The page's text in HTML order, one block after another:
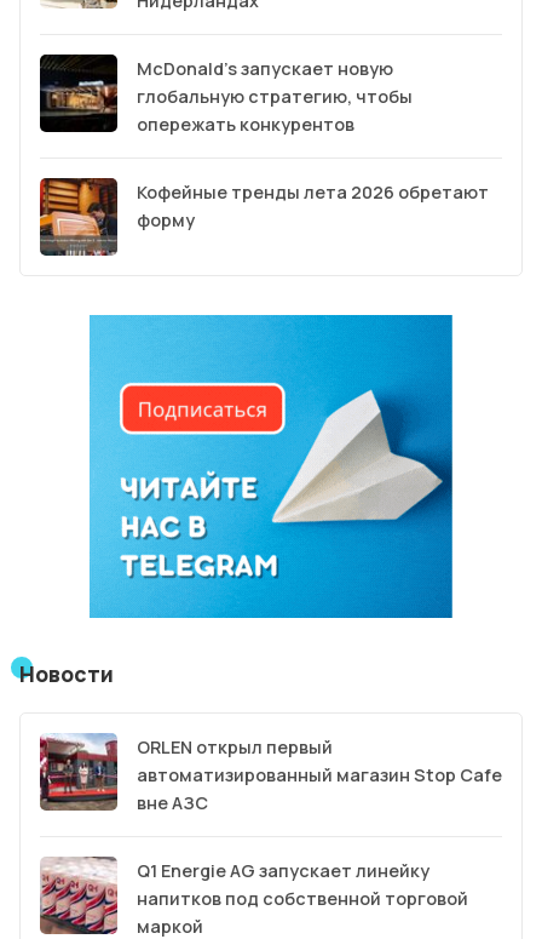
McDonald’s запускает новую
глобальную стратегию, чтобы
опережать конкурентов
Кофейные тренды лета 2026 обретают
форму
Новости
ORLEN открыл первый
автоматизированный магазин Stop Cafe
вне АЗС
Q1 Energie AG запускает линейку
напитков под собственной торговой
маркой